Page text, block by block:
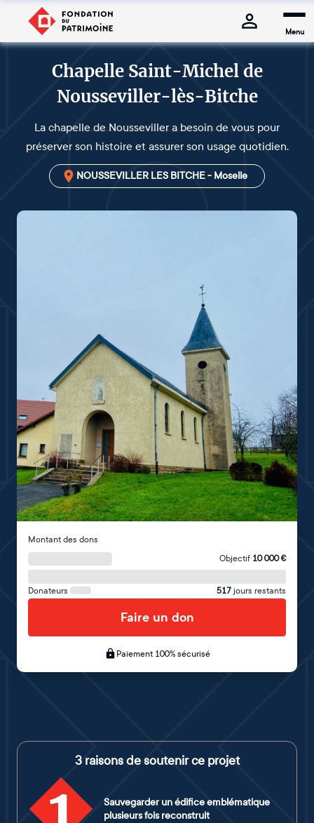
Menu
Chapelle Saint-Michel de
Nousseviller-lès-Bitche
La chapelle de Nousseviller a besoin de vous pour
préserver son histoire et assurer son usage quotidien.
NOUSSEVILLER LES BITCHE - Moselle
Montant des dons
Objectif 10 000€
Donateurs 517 jours restants
Faire un don
Paiement 100% sécurisé
3 raisons de soutenir ce projet
Sauvegarder un édifice emblématique
plusieurs fois reconstruit